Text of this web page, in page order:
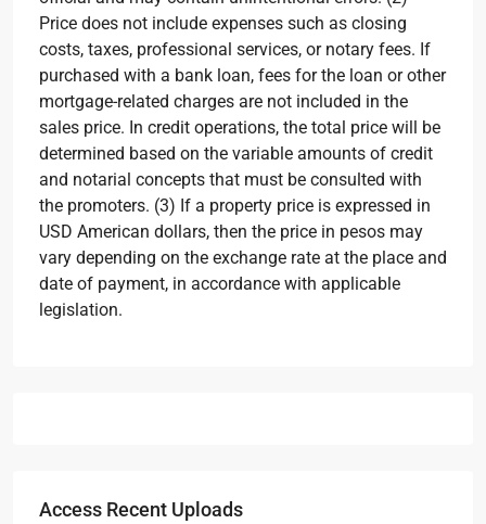
Price does not include expenses such as closing
costs, taxes, professional services, or notary fees. If
purchased with a bank loan, fees for the loan or other
mortgage-related charges are not included in the
sales price. In credit operations, the total price will be
determined based on the variable amounts of credit
and notarial concepts that must be consulted with
the promoters. (3) If a property price is expressed in
USD American dollars, then the price in pesos may
vary depending on the exchange rate at the place and
date of payment, in accordance with applicable
legislation.
Access Recent Uploads